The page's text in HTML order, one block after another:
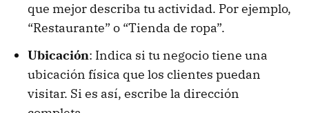
que mejor describa tu actividad. Por ejemplo,
“Restaurante” o “Tienda de ropa”.
Ubicación: Indica si tu negocio tiene una
ubicación física que los clientes puedan
visitar. Si es así, escribe la dirección